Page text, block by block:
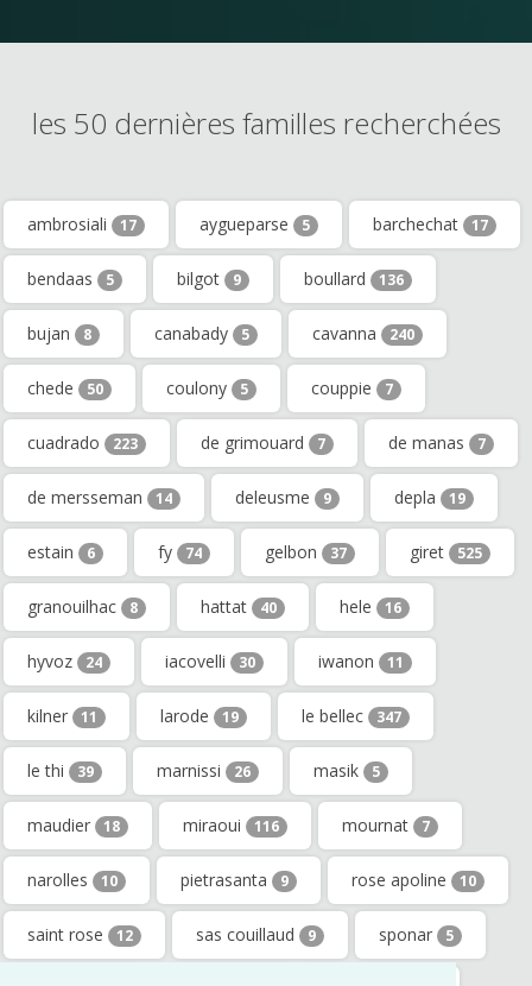
les 50 dernières familles recherchées
ambrosiali 17 aygueparse 5 barchechat 17
bendaas 5 bilgot 9 boullard 136
bujan 8 canabady 5 cavanna 240
chede 50 coulony 5 couppie 7
cuadrado 223 de grimouard 7 de manas 7
de mersseman 14 deleusme 9 depla 19
estain 6 fy 74 gelbon 37 giret 525
granouilhac 8 hattat 40 hele 16
hyvoz 24 iacovelli 30 iwanon 11
kilner 11 larode 19 le bellec 347
le thi 39 marnissi 26 masik 5
maudier 18 miraoui 116 mournat 7
narolles 10 pietrasanta 9 rose apoline 10
saint rose 12 sas couillaud 9 sponar 5